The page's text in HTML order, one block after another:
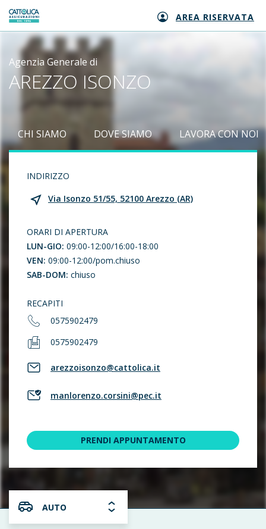
Generali logo AREA RISERVATA
Agenzia Generale di
AREZZO ISONZO
CHI SIAMO DOVE SIAMO LAVORA CON NOI
INDIRIZZO
Via Isonzo 51/55, 52100 Arezzo (AR)
ORARI DI APERTURA
LUN-GIO: 09:00-12:00/16:00-18:00
VEN: 09:00-12:00/pom.chiuso
SAB-DOM: chiuso
RECAPITI
0575902479
0575902479
arezzoisonzo@cattolica.it
manlorenzo.corsini@pec.it
PRENDI APPUNTAMENTO
AUTO